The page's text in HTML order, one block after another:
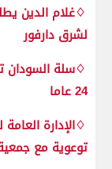
♢غلام الدين
لشرق دارفور
♢سلة السودان
24 عاما
♢الإدارة
توعوية مع